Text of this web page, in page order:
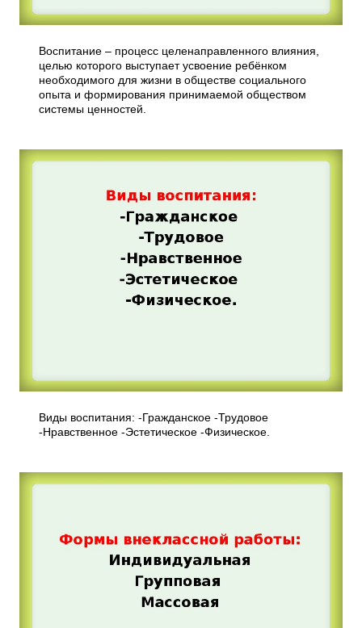
Воспитание – процесс целенаправленного влияния,
целью которого выступает усвоение ребёнком
необходимого для жизни в обществе социального
опыта и формирования принимаемой обществом
системы ценностей.
Виды воспитания: -Гражданское -Трудовое
-Нравственное -Эстетическое -Физическое.